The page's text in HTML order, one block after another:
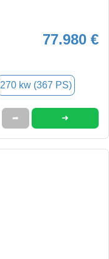
77.980 €
270 kw (367 PS)
➦ ➜